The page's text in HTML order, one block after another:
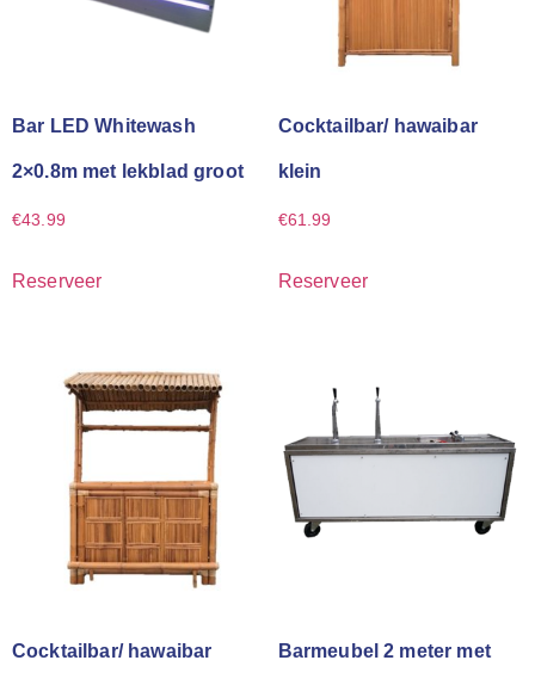
Bar LED Whitewash
2×0.8m met lekblad groot
€43.99
Reserveer
Cocktailbar/ hawaibar
klein
€61.99
Reserveer
Cocktailbar/ hawaibar Barmeubel 2 meter met